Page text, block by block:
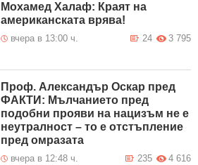
Мохамед Халаф: Краят на
американската врява!
вчера в 13:00 ч. 3 795
24
Проф. Александър Оскар пред
ФАКТИ: Мълчанието пред
подобни прояви на нацизъм не е
неутралност – то е отстъпление
пред омразата
вчера в 12:48 ч. 4 616
235